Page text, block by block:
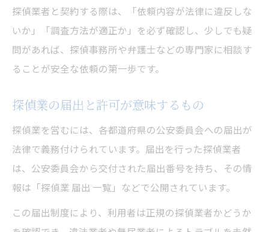
探偵業者と契約する際は、「依頼内容が法律に違反しな
いか」「調査方法が適正か」を必ず確認し、少しでも疑
問があれば、探偵事務所や弁護士などの専門家に相談す
ることが安全な依頼の第一歩です。
探偵業の届出と許可が意味するもの
探偵業を営むには、各都道府県の公安委員会への届出が
法律で義務付けられています。届出を行った探偵業者
は、公安委員会から交付された届出番号を持ち、その情
報は「探偵業 届出 一覧」などで公開されています。
この届出制度により、利用者は正規の探偵業者かどうか